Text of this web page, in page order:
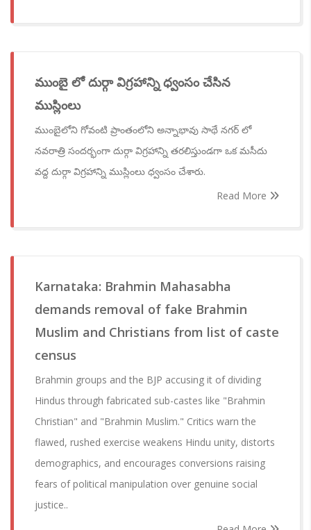
ముంబై లో దుర్గా విగ్రహాన్ని ధ్వంసం చేసిన
ముస్లింలు
ముంబైలోని గోవంటి ప్రాంతంలోని అన్నాభావు సాథే నగర్ లో
నవరాత్రి సందర్భంగా దుర్గా విగ్రహాన్ని తరలిస్తుండగా ఒక మసీదు
వద్ద దుర్గా విగ్రహాన్ని ముస్లింలు ధ్వంసం చేశారు.
Read More
Karnataka: Brahmin Mahasabha
demands removal of fake Brahmin
Muslim and Christians from list of caste
census
Brahmin groups and the BJP accusing it of dividing
Hindus through fabricated sub-castes like "Brahmin
Christian" and "Brahmin Muslim." Critics warn the
flawed, rushed exercise weakens Hindu unity, distorts
demographics, and encourages conversions raising
fears of political manipulation over genuine social
justice..